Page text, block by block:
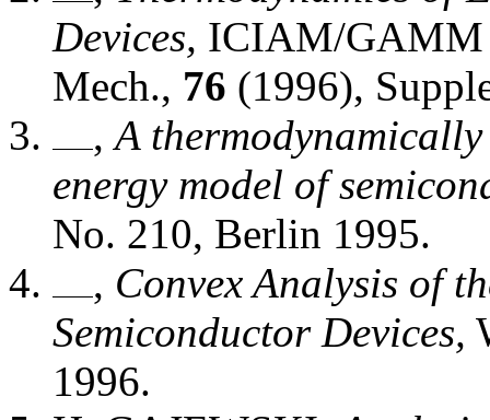
Devices, ICIAM/GAMM
Mech., 76 (1996),
,A
energy model of
No. 210, Berlin 1995.
, Convex Analysis of
Semiconductor Devices,
1996.